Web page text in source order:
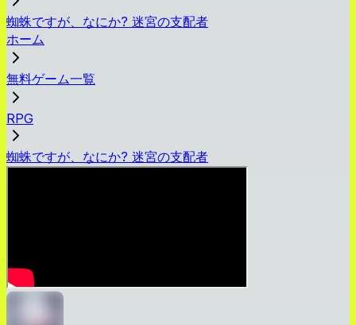
蜘蛛ですが、なにか? 迷宮の支配者
ホーム
無料ゲーム一覧
RPG
蜘蛛ですが、なにか? 迷宮の支配者